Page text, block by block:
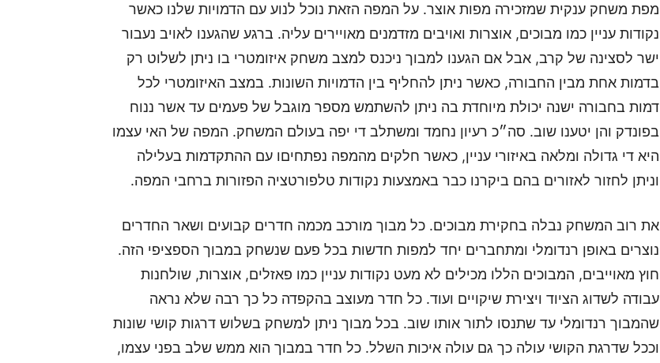
מפת משחק ענקית שמזכירה מפות אוצר. על המפה הזאת נוכל לנוע עם הדמויות שלנו כאשר
נקודות עניין כמו מבוכים, אוצרות ואויבים מזדמנים מאויירים עליה. ברגע שהגענו לאויב נעבור
ישר לסצינה של קרב, אבל אם הגענו למבוך ניכנס למצב משחק איזומטרי בו ניתן לשלוט רק
בדמות אחת מבין החבורה, כאשר ניתן להחליף בין הדמויות השונות. במצב האיזומטרי לכל
דמות בחבורה ישנה יכולת מיוחדת בה ניתן להשתמש מספר מוגבל של פעמים עד אשר ננוח
בפונדק והן יטענו שוב. סה״כ רעיון נחמד ומשתלב די יפה בעולם המשחק. המפה של האי עצמו
היא די גדולה ומלאה באיזורי עניין, כאשר חלקים מהמפה נפתחיםו עם ההתקדמות בעלילה
וניתן לחזור לאזורים בהם ביקרנו כבר באמצעות נקודות טלפורטציה הפזורות ברחבי המפה.
את רוב המשחק נבלה בחקירת מבוכים. כל מבוך מורכב מכמה חדרים קבועים ושאר החדרים
נוצרים באופן רנדומלי ומתחברים יחד למפות חדשות בכל פעם שנשחק במבוך הספציפי הזה.
חוץ מאוייבים, המבוכים הללו מכילים לא מעט נקודות עניין כמו פאזלים, אוצרות, שולחנות
עבודה לשדוג הציוד ויצירת שיקויים ועוד. כל חדר מעוצב בהקפדה כל כך רבה שלא נראה
שהמבוך רנדומלי עד שתנסו לתור אותו שוב. בכל מבוך ניתן למשחק בשלוש דרגות קושי שונות
וככל שדרגת הקושי עולה כך גם עולה איכות השלל. כל חדר במבוך הוא ממש שלב בפני עצמו,